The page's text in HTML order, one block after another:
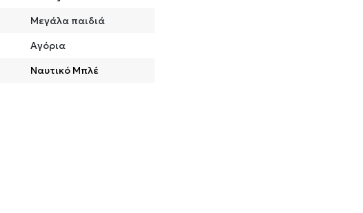
Μεγάλα παιδιά
Αγόρια
Ναυτικό Μπλέ